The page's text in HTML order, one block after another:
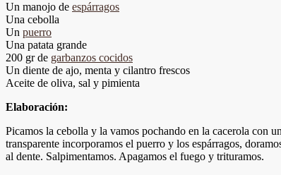
Un manojo de espárragos
Una cebolla
Un puerro
Una patata grande
200 gr de garbanzos cocidos
Un diente de ajo, menta y cilantro frescos
Aceite de oliva, sal y pimienta
Elaboración:
Picamos la cebolla y la vamos pochando en la cacerola con
transparente incorporamos el puerro y los espárragos,
al dente. Salpimentamos. Apagamos el fuego y trituramos.